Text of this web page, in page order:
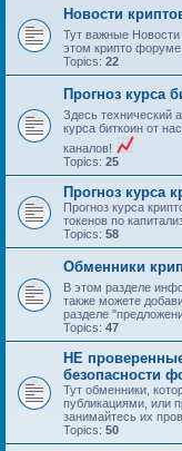
Новости
Тут важные
этом крипто форуме
Topics: 22
Прогноз курса
Здесь технический
курса биткоин от
каналов!
Topics: 25
Прогноз курса
Прогноз курса
токенов по
Topics: 58
Обменники
В этом разделе
также можете
разделе
Topics: 47
НЕ
безопасности
Тут обменники,
публикациями, или
занимайтесь их
Topics: 50